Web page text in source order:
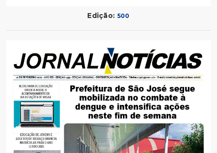
Edição: 500